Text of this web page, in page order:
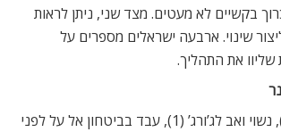
בקשיים לא מעטים. מצד שני, ניתן לראות
שינוי. ארבעה ישראלים מספרים על
את התהליך.
(32), נשוי ואב לג’ורג’ (1), עבד בביטחון אל על לפני